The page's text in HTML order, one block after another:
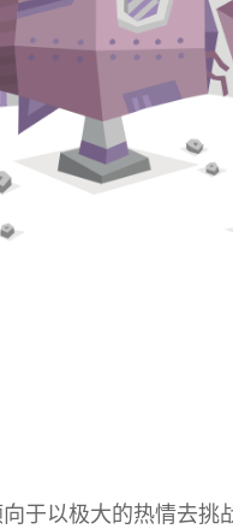
于以极大的热情去